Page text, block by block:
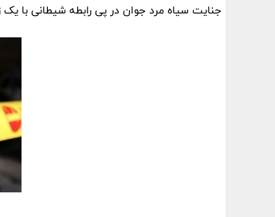
جنایت سیاه مرد جوان در پی رابطه شیطانی با یک زن|٢٠ هزار تماس و پیامک بین قاتل و زن مقتول رد و بدل